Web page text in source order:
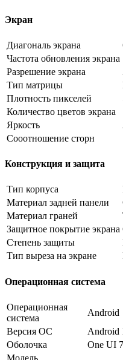
Экран
Диагональ экрана
Частота обновления экрана
Разрешение экрана
Тип матрицы
Плотность пикселей
Количество цветов экрана
Яркость
Сооотношение сторн
Конструкция и защита
Тип корпуса
Материал задней панели
Материал граней
Защитное покрытие экрана
Степень защиты
Тип выреза на экране
Операционная система
Операционная
система
Android
Версия ОС
Android
Оболочка
One UI 7
Модель